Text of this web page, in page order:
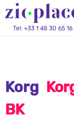
Tel: +33 1 48 30 65 16
Korg
BK